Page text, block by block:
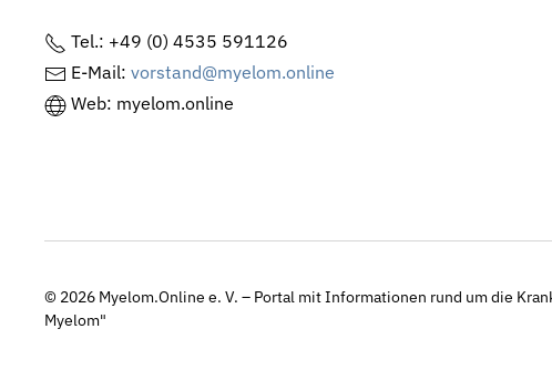
Tel.: +49 (0) 4535 591126
E-Mail: vorstand@myelom.online
Web: myelom.online
© 2026 Myelom.Online e. V. – Portal mit Informationen rund um die
Myelom"